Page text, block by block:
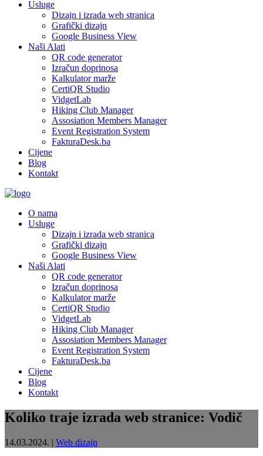
Usluge
Dizajn i izrada web stranica
Grafički dizajn
Google Business View
Naši Alati
QR code generator
Izračun doprinosa
Kalkulator marže
CertiQR Studio
VidgetLab
Hiking Club Manager
Assosiation Members Manager
Event Registration System
FakturaDesk.ba
Cijene
Blog
Kontakt
O nama
Usluge
Dizajn i izrada web stranica
Grafički dizajn
Google Business View
Naši Alati
QR code generator
Izračun doprinosa
Kalkulator marže
CertiQR Studio
VidgetLab
Hiking Club Manager
Assosiation Members Manager
Event Registration System
FakturaDesk.ba
Cijene
Blog
Kontakt
Koliko traje izrada web stranice: Vodič
14.03.2024. | Web dizajn